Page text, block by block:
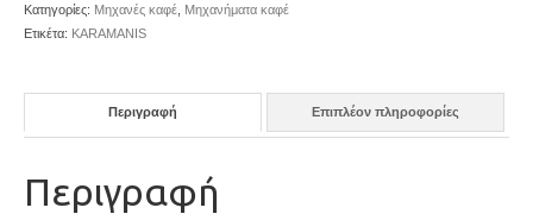
Κατηγορίες: Μηχανές καφέ Μηχανήματα καφέ
Ετικέτα: KARAMANIS
Περιγραφή Επιπλέον πληροφορίες
Περιγραφή